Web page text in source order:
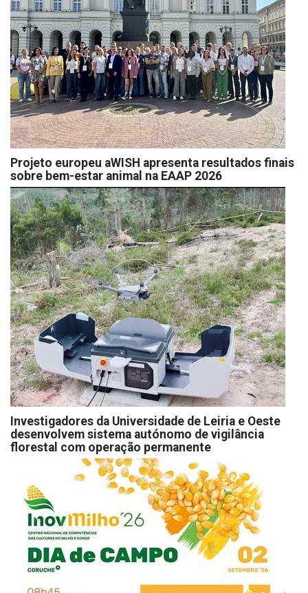
Projeto europeu aWISH apresenta resultados finais
sobre bem-estar animal na EAAP 2026
Investigadores da Universidade de Leiria e Oeste
desenvolvem sistema autónomo de vigilância
florestal com operação permanente